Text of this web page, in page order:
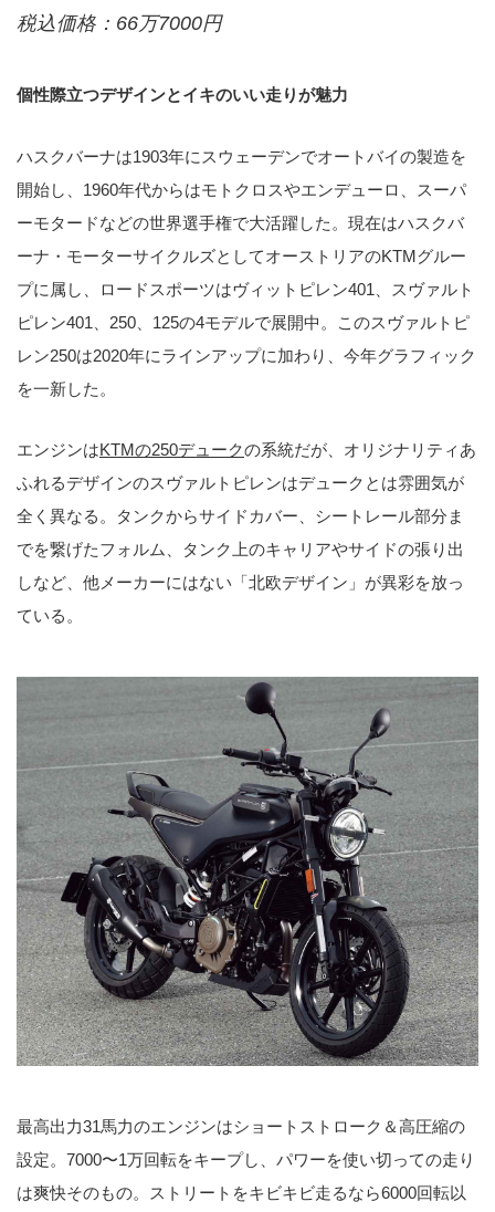
税込価格：66万7000円
個性際立つデザインとイキのいい走りが魅力
ハスクバーナは1903年にスウェーデンでオートバイの製造を
開始し、1960年代からはモトクロスやエンデューロ、スーパ
ーモタードなどの世界選手権で大活躍した。現在はハスクバ
ーナ・モーターサイクルズとしてオーストリアのKTMグルー
プに属し、ロードスポーツはヴィットピレン401、スヴァルト
ピレン401、250、125の4モデルで展開中。このスヴァルトピ
レン250は2020年にラインアップに加わり、今年グラフィック
を一新した。
エンジンはKTMの250デュークの系統だが、オリジナリティあ
ふれるデザインのスヴァルトピレンはデュークとは雰囲気が
全く異なる。タンクからサイドカバー、シートレール部分ま
でを繋げたフォルム、タンク上のキャリアやサイドの張り出
しなど、他メーカーにはない「北欧デザイン」が異彩を放っ
ている。
最高出力31馬力のエンジンはショートストローク＆高圧縮の
設定。7000〜1万回転をキープし、パワーを使い切っての走り
は爽快そのもの。ストリートをキビキビ走るなら6000回転以